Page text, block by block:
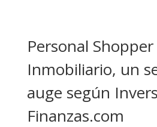
Personal Shopper
Inmobiliario, un
auge según
Finanzas.com